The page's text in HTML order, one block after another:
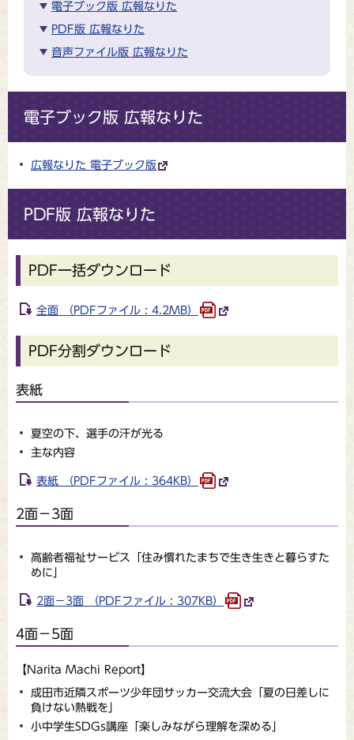
電子ブック版 広報なりた
PDF版 広報なりた
音声ファイル版 広報なりた
電子ブック版 広報なりた
広報なりた 電子ブック版
PDF版 広報なりた
PDF一括ダウンロード
全面 （PDFファイル : 4.2MB）
PDF分割ダウンロード
表紙
夏空の下、選手の汗が光る
主な内容
表紙 （PDFファイル : 364KB）
2面－3面
高齢者福祉サービス「住み慣れたまちで生き生きと暮らすた
めに」
2面－3面 （PDFファイル : 307KB）
4面－5面
【Narita Machi Report】
成田市近隣スポーツ少年団サッカー交流大会「夏の日差しに
負けない熱戦を」
小中学生SDGs講座「楽しみながら理解を深める」